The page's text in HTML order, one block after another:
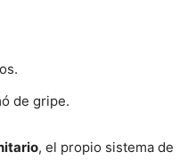
de gripe.
, el propio sistema de